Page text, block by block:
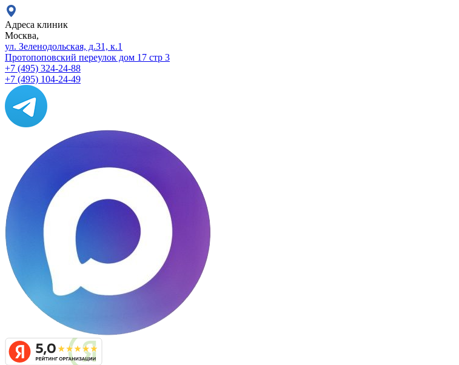
Адреса клиник
Москва,
ул. Зеленодольская, д.31, к.1
Протопоповский переулок дом 17 стр 3
+7 (495) 324-24-88
+7 (495) 104-24-49